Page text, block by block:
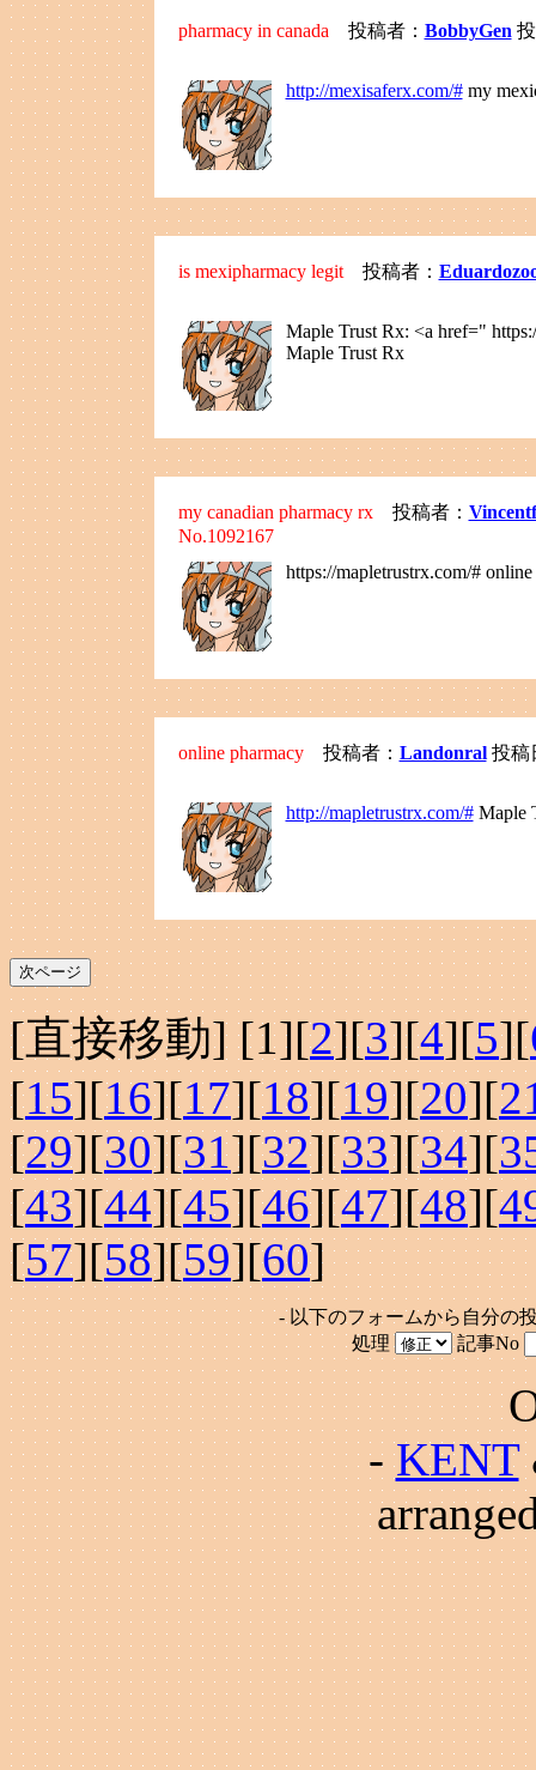
pharmacy in canada 投稿者： BobbyGen
http://mexisaferx.com/#my
is mexipharmacy legit投稿者：
Maple Trust Rx: <a href="
Maple Trust Rx
my canadian pharmacy rx投稿者：
No.1092167
https://mapletrustrx.com/#
online pharmacy投稿者： Landonral投稿
http://mapletrustrx.com/#Maple
[直接移動] [1][2][3][4][5][
[15][16][17][18][19][20][
[29][30][31][32][33][34][
[43][44][45][46][47][48][
[57][58][59][60]
- 以下のフォームから自分の
処理
記事No
-KENT